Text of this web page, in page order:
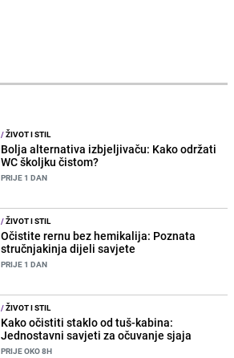
/ŽIVOT I STIL
Bolja alternativa izbjeljivaču: Kako održati
WC školjku čistom?
PRIJE 1 DAN
/ŽIVOT I STIL
Očistite rernu bez hemikalija: Poznata
stručnjakinja dijeli savjete
PRIJE 1 DAN
/ŽIVOT I STIL
Kako očistiti staklo od tuš-kabina:
Jednostavni savjeti za očuvanje sjaja
PRIJE OKO 8H